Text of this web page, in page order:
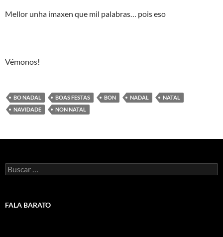
Mellor unha imaxen que mil palabras… pois eso
Vémonos!
BO NADAL BOAS FESTAS BON NADAL
NATAL
NAVIDADE
NON NATAL
Buscar:
FALA BARATO